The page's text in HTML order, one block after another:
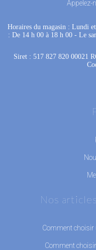
Appelez-
Horaires du magasin : Lundi
: De 14 h 00 à 18 h 00 - Le
Siret : 517 827 820 00021
Nos
Comment
Comment